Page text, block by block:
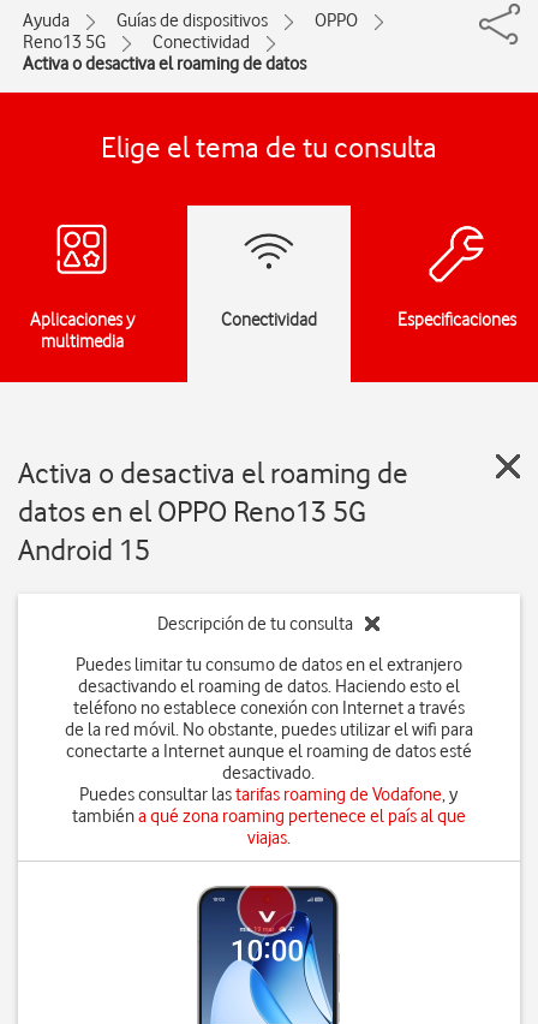
Ayuda Guías de dispositivos
OPPO
Reno13 5G
Conectividad
Activa o desactiva el roaming de datos
Elige el tema de tu consulta
Aplicaciones y
multimedia
Conectividad Especificaciones
Activa o desactiva el roaming de
datos en el OPPO Reno13 5G
Android 15
Descripción de tu consulta
Puedes limitar tu consumo de datos en el extranjero
desactivando el roaming de datos. Haciendo esto el
teléfono no establece conexión con Internet a través
de la red móvil. No obstante, puedes utilizar el wifi para
conectarte a Internet aunque el roaming de datos esté
desactivado.
Puedes consultar lastarifas roaming de Vodafone, y
tambiéna qué zona roaming pertenece el país al que
viajas.